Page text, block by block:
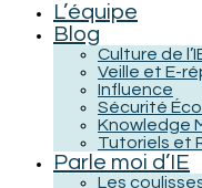
L’équipe
Blog
Culture de
Veille et E-
Influence
Sécurité
Knowledge
Tutoriels et
Parle moi d’IE
Les